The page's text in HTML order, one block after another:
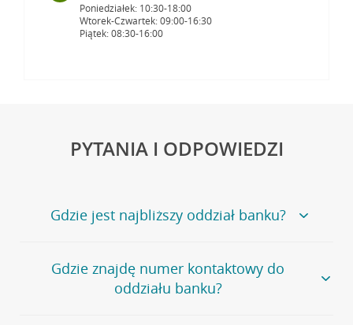
Poniedziałek: 10:30-18:00
Wtorek-Czwartek: 09:00-16:30
Piątek: 08:30-16:00
PYTANIA I ODPOWIEDZI
Gdzie jest najbliższy oddział banku?
Jeśli szukasz oddziału naszego banku, zapraszamy na
stronęPlacówki i bankomaty, na której znajduje się
wygodna wyszukiwarka.
Gdzie znajdę numer kontaktowy do
oddziału banku?